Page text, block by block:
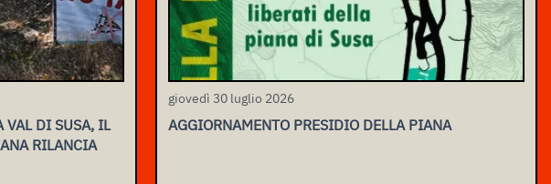
VAL DI SUSA, IL
RILANCIA
giovedì 30 luglio 2026
AGGIORNAMENTO PRESIDIO DELLA PIANA